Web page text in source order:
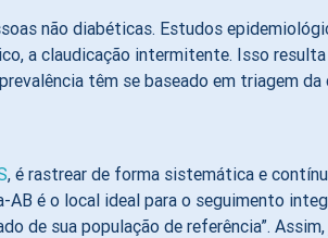
não diabéticas. Estudos
a claudicação intermitente. Isso
têm se baseado em triagem
, é rastrear de forma sistemática e
é o local ideal para o seguimento
de sua população de referência”.